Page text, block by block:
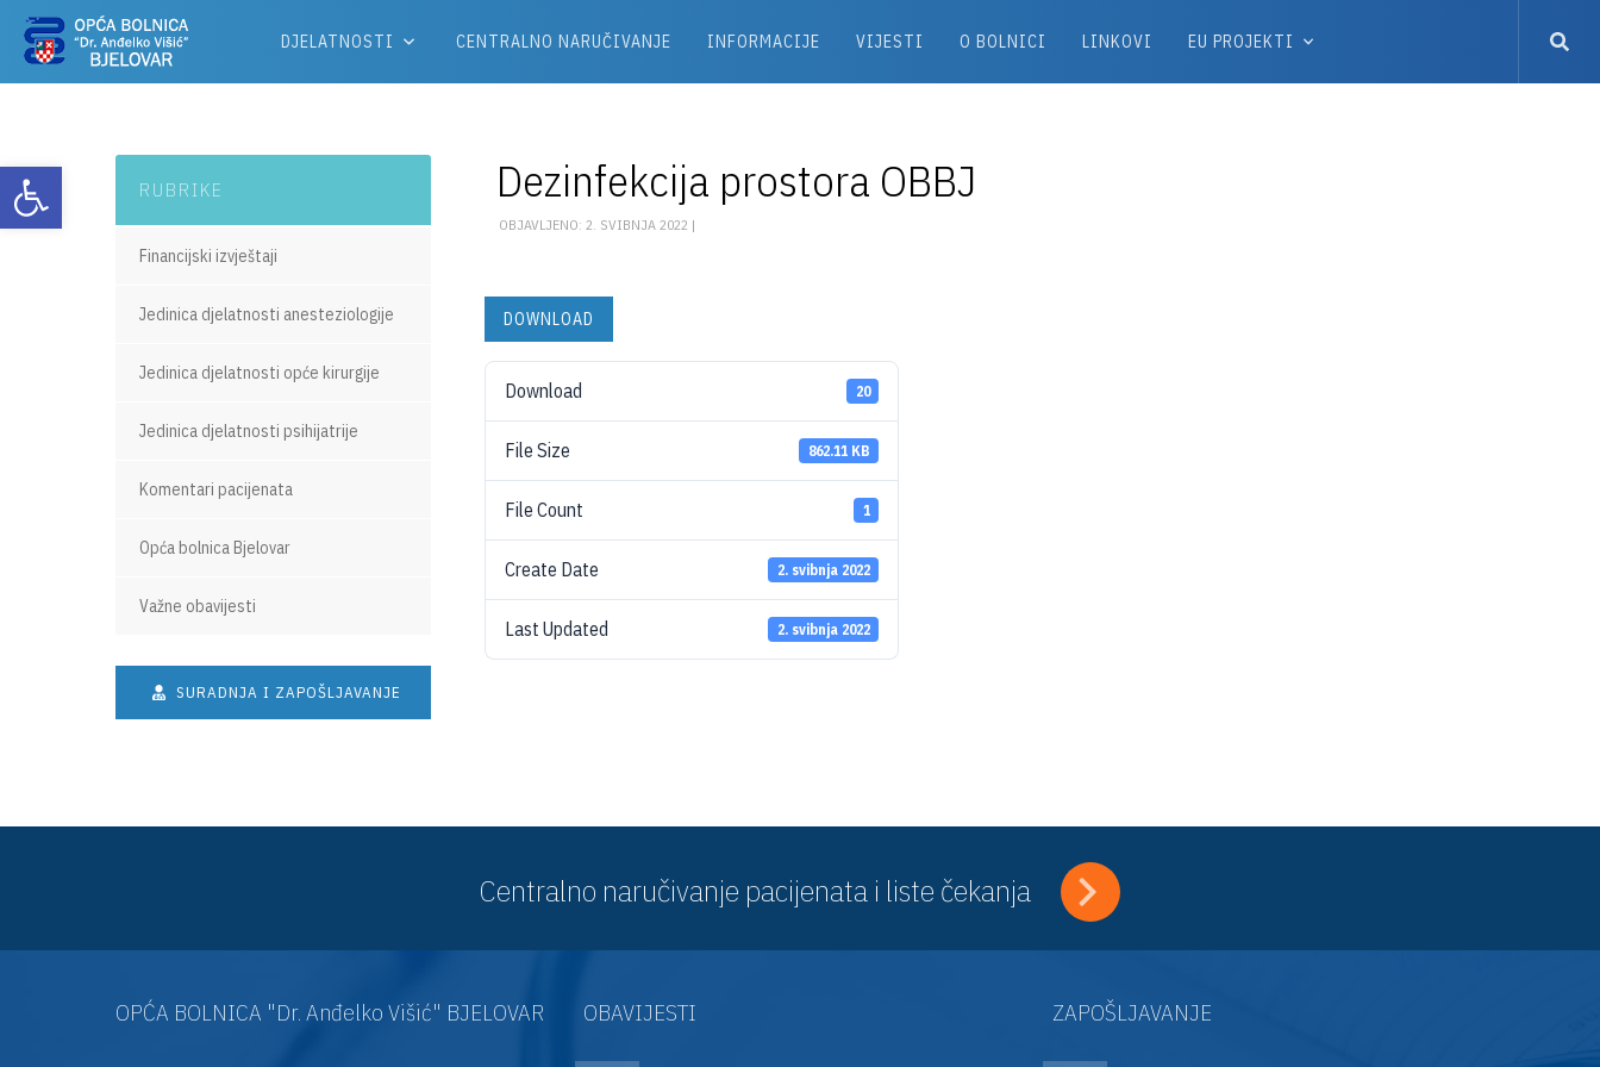
Otvori alatnu traku
DJELATNOSTI CENTRALNO NARUČIVANJE INFORMACIJE VIJESTI O BOLNICI LINKOVI EU PROJEKTI
Dezinfekcija prostora OBBJ
OBJAVLJENO: 2. SVIBNJA 2022 |
DOWNLOAD
Download 20
File Size 862.11 KB
File Count 1
Create Date 2. svibnja 2022
Last Updated 2. svibnja 2022
RUBRIKE
Financijski izvještaji
Jedinica djelatnosti anesteziologije
Jedinica djelatnosti opće kirurgije
Jedinica djelatnosti psihijatrije
Komentari pacijenata
Opća bolnica Bjelovar
Važne obavijesti
SURADNJA I ZAPOŠLJAVANJE
Centralno naručivanje pacijenata i liste čekanja
OPĆA BOLNICA "Dr. Anđelko Višić" BJELOVAR OBAVIJESTI ZAPOŠLJAVANJE